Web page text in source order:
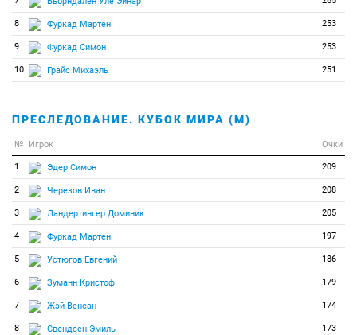
8 Фуркад Мартен 253
9 Фуркад Симон 253
10 Грайс Михаэль 251
ПРЕСЛЕДОВАНИЕ. КУБОК МИРА (М)
№ Игрок Очки
1 Эдер Симон 209
2 Черезов Иван 208
3 Ландертингер Доминик 205
4 Фуркад Мартен 197
5 Устюгов Евгений 186
6 Зуманн Кристоф 179
7 Жэй Венсан 174
8 Свендсен Эмиль 173